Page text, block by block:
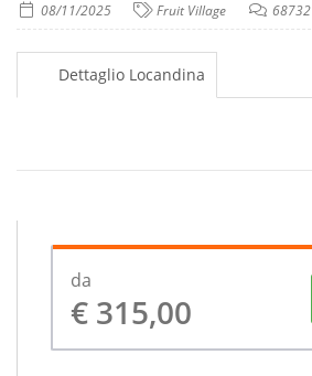
08/11/2025 Fruit Village 68732
Dettaglio Locandina
da
€ 315,00